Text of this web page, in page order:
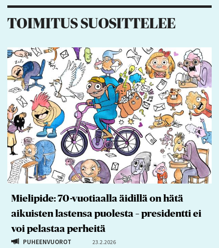
TOIMITUS SUOSITTELEE
Mielipide: 70-vuotiaalla äidillä on hätä
aikuisten lastensa puolesta – presidentti ei
voi pelastaa perheitä
PUHEENVUOROT 23.2.2026